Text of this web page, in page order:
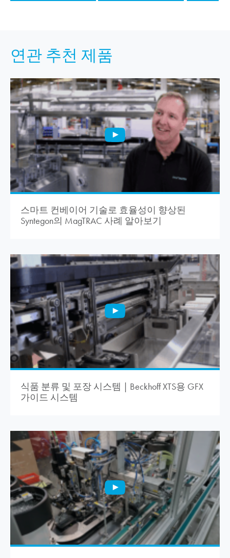
연관 추천 제품
스마트 컨베이어 기술로 효율성이 향상된
Syntegon의 MagTRAC 사례 알아보기
식품 분류 및 포장 시스템 | Beckhoff XTS용 GFX
가이드 시스템